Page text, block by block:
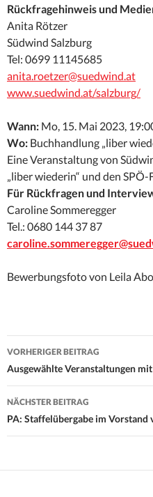
Rückfragehinweis und
Anita Rötzer
Südwind Salzburg
Tel: 0699 11145685
anita.roetzer@suedwind.at
www.suedwind.at/salzburg/
Wann: Mo, 15. Mai 2023,
Wo: Buchhandlung „liber
Eine Veranstaltung von
„liber wiederin“ und den
Für Rückfragen und
Caroline Sommeregger
Tel.: 0680 144 37 87
Bewerbungsfoto von Leila
Beitrags-
Navigation
VORHERIGER BEITRAG
Ausgewählte Veranstaltungen
NÄCHSTER BEITRAG
PA: Staffelübergabe im Vorstand